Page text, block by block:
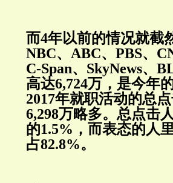
而4年以前的情况就截
NBC、ABC、PBS、
C-Span、SkyNews、
高达6,724万，是今年
2017年就职活动的总
6,298万略多。总点击
的1.5%，而表态的人
占82.8%。